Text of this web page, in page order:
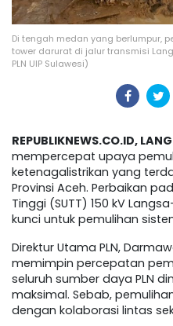
Di tengah medan yang berlumpur,
tower darurat di jalur transmisi
PLN UIP Sulawesi)
REPUBLIKNEWS.CO.ID,
mempercepat upaya
ketenagalistrikan yang
Provinsi Aceh. Perbaikan
Tinggi (SUTT) 150 kV
kunci untuk pemulihan
Direktur Utama PLN,
memimpin percepatan
seluruh sumber daya PLN
maksimal. Sebab,
dengan kolaborasi lintas